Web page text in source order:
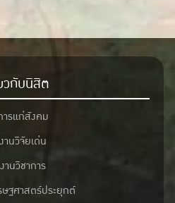
วกับนิสิต
ารแก่สังคม
านวิจัยเด่น
านวิชาการ
ษฐศาสตร์ประยุกต์